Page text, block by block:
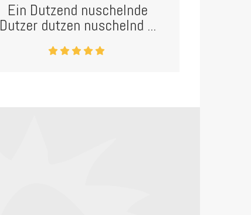
Ein Dutzend nuschelnde
Dutzer dutzen nuschelnd ...